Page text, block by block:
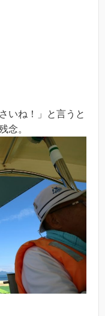
いね！」と言うと
念。